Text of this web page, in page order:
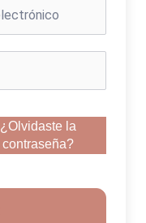
¿Olvidaste la
contraseña?